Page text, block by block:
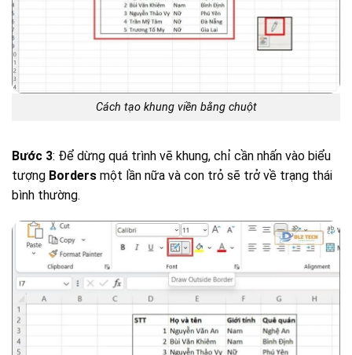
Cách tạo khung viền bằng chuột
Bước 3: Để dừng quá trình vẽ khung, chỉ cần nhấn vào biểu
tượng Borders một lần nữa và con trỏ sẽ trở về trạng thái
bình thường.